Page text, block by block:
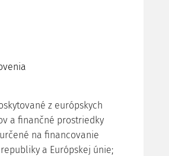
z európskych
a finančné prostriedky
na financovanie
a Európskej únie;